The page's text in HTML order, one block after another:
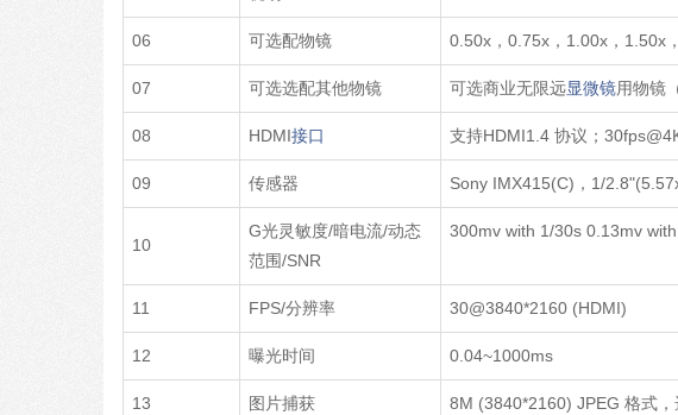
06 可选配物镜 0.50x，0.75x，1.00x，1.50x
07 可选选配其他物镜 可选商业无限远显微镜用物镜
08 HDMI接口 支持HDMI1.4 协议；
09 传感器 Sony IMX415(C)，1/
10
G光灵敏度/暗电流/动态
范围/SNR
300mv with 1/30s 0.13mv
11 FPS/分辨率 30@3840*2160 (HDMI)
12 曝光时间 0.04~1000ms
13 图片捕获 8M (3840*2160) JPEG 格式